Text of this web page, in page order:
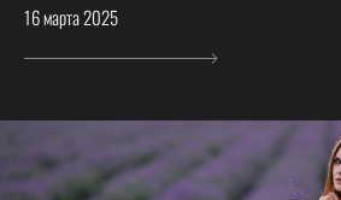
16 марта 2025